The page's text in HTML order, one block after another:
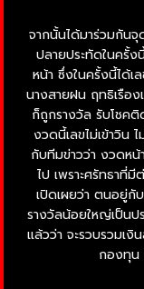
จากนั้นได้มาร่วมกัน
ปลายประทัดในครั้
หน้า ซึ่งในครั้งนี้ได้เ
นางสายฝน ฤทธิเรือ
ก็ถูกรางวัล รับโชค
งวดนี้เลขไม่เข้าวิน
กับทีมข่าวว่า งวดห
ไป เพราะศรัทธาที่
เปิดเผยว่า ตนอยู่กั
รางวัลน้อยใหญ่เป็นป
แล้วว่า จะรวบรวมเ
กองทุน